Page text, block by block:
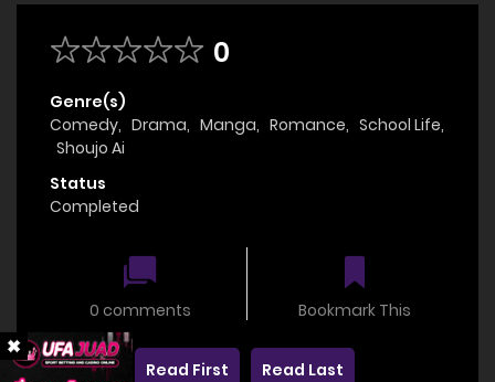
0
Genre(s)
Comedy, Drama, Manga, Romance, School Life,
Shoujo Ai
Status
Completed
0 comments Bookmark This
Read First Read Last